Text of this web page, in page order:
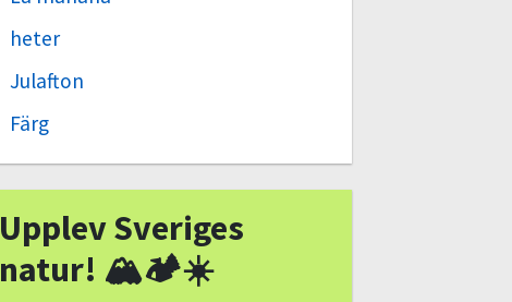
heter
Julafton
Färg
Upplev Sveriges
natur! 🏔🏕☀️